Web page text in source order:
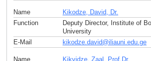
Name
Kikodze, David, Dr.
Function
Deputy Director, Institute of
University
E-Mail
kikodze.david@iliauni.edu ge
Name
Kikvidze, Zaal, Prof.Dr.